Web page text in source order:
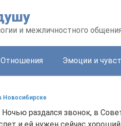
и межличностного
Отношения Эмоции и
Новосибирске
раздался звонок, в